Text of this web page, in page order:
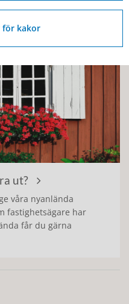
ut?
våra nyanlända
fastighetsägare har
får du gärna
för kakor